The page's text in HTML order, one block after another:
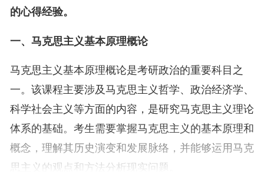
的心得经验。
一、马克思主义基本原理概论
马克思主义基本原理概论是考研政治的重要科目之
一。该课程主要涉及马克思主义哲学、政治经济学、
科学社会主义等方面的内容，是研究马克思主义理论
体系的基础。考生需要掌握马克思主义的基本原理和
概念，理解其历史演变和发展脉络，并能够运用马克
思主义的观点和方法分析现实问题。